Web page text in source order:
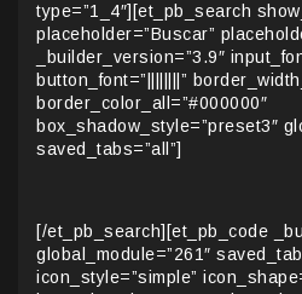
type=”1_4″][et_pb_search
placeholder=”Buscar”
_builder_version=”3.9″
button_font=”||||||||”
border_color_all=”#000000″
box_shadow_style=”preset3″
saved_tabs=”all”]
[/et_pb_search][et_pb_code
global_module=”261″
icon_style=”simple”